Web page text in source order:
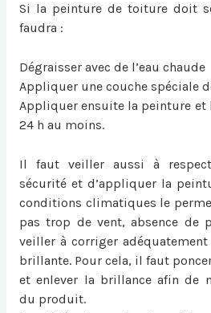
Si la peinture de toituredoit
faudra :
Dégraisser avec de l’eau chaude
Appliquer une couche spéciale
Appliquer ensuite la peinture et
24 h au moins.
Il faut veiller aussi à
sécurité et d’appliquer la
conditions climatiques le
pas trop de vent, absence de
veiller à corriger
brillante. Pour cela, il faut
et enlever la brillance afin de
du produit.